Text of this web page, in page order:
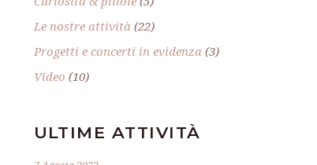
Le nostre attività(22)
Progetti e concerti in evidenza(3)
Video (10)
ULTIME ATTIVITÀ